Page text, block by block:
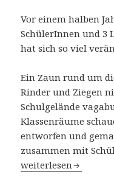
Vor einem halben
SchülerInnen und 3
hat sich so viel
Ein Zaun rund um
Rinder und Ziegen
Schulgelände
Klassenräume
entworfen und
zusammen mit
Nkululeko Oktober
weiterlesen